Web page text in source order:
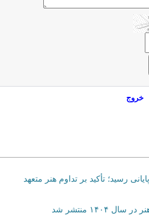
خروج
رسید؛ تأکید بر تداوم هنر متعهد
منتشر شد